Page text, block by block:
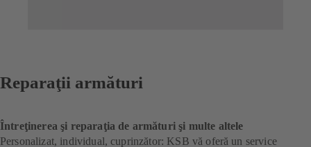
Reparaţii armături
Întreţinerea şi reparaţia de armături şi multe altele
Personalizat, individual, cuprinzător: KSB vă oferă un service